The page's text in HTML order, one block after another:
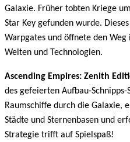
Galaxie. Früher tobten Kriege
Star Key gefunden wurde.
Warpgates und öffnete den
Welten und Technologien.
Ascending Empires: Zenith
des gefeierten Aufbau-Schnipps-
Raumschiffe durch die Galaxie,
Städte und Sternenbasen und
Strategie trifft auf Spielspaß!